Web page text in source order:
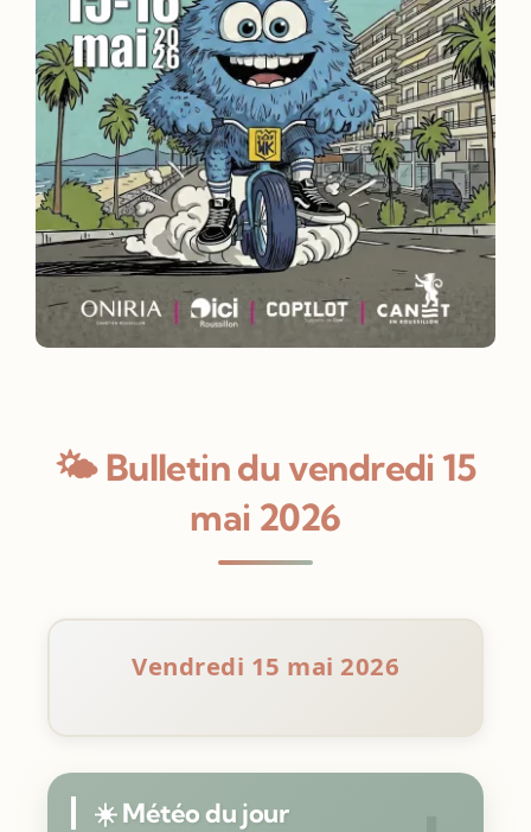
🌤️ Bulletin du vendredi 15
mai 2026
Vendredi 15 mai 2026
☀️ Météo du jour